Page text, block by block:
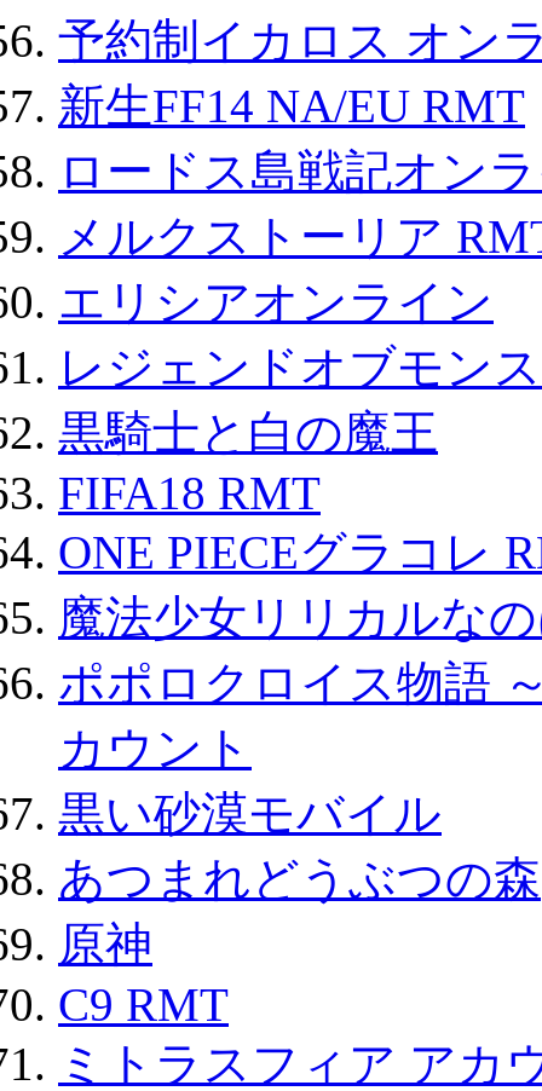
予約制イカロス オン
新生FF14 NA/EU RMT
ロードス島戦記オン
メルクストーリア
エリシアオンライン
レジェンドオブモン
黒騎士と白の魔王
FIFA18 RMT
ONE PIECEグラコレ
魔法少女リリカルな
ポポロクロイス物語
カウント
黒い砂漠モバイル
あつまれどうぶつの森
原神
C9 RMT
ミトラスフィア アカ